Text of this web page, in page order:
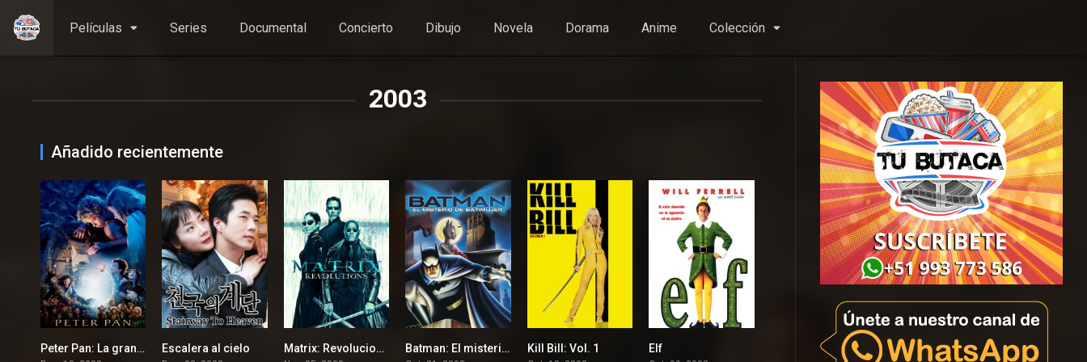
Películas Series Documental Concierto Dibujo Novela Dorama Anime Colección
2003
Añadido recientemente
6.8Peter Pan: La gran aventura 8.135
Escalera al cielo 6.7
Matrix: Revoluciones 6.6Batman: El misterio de Batimujer Kill Bill: Vol. 1 Elf